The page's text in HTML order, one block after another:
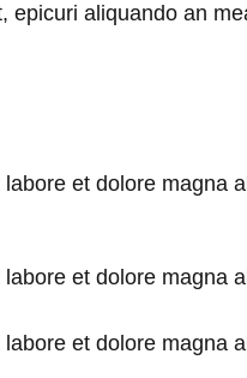
aliquando an
et dolore magna
et dolore magna
et dolore magna